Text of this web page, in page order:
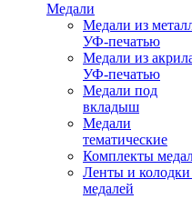
Медали
Медали из
УФ-печатью
Медали из
УФ-печатью
Медали под
вкладыш
Медали
тематические
Комплекты
Ленты и колодки
медалей